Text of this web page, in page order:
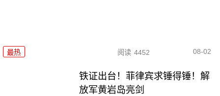
最热 阅读 4452 08-02
铁证出台！菲律宾求锤得锤！解
放军黄岩岛亮剑